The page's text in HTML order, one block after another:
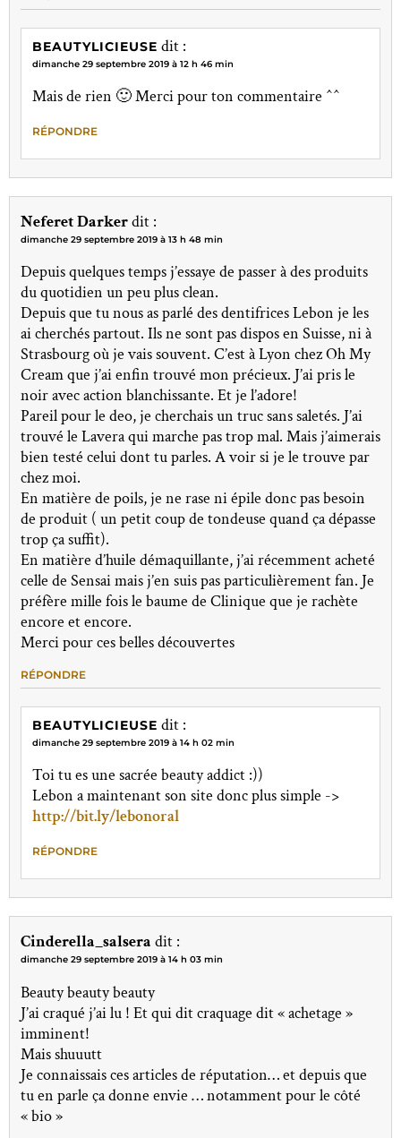
BEAUTYLICIEUSE dit :
dimanche 29 septembre 2019 à 12 h 46 min
Mais de rien 🙂 Merci pour ton commentaire ^^
RÉPONDRE
Neferet Darkerdit :
dimanche 29 septembre 2019 à 13 h 48 min
Depuis quelques temps j’essaye de passer à des produits
du quotidien un peu plus clean.
Depuis que tu nous as parlé des dentifrices Lebon je les
ai cherchés partout. Ils ne sont pas dispos en Suisse, ni à
Strasbourg où je vais souvent. C’est à Lyon chez Oh My
Cream que j’ai enfin trouvé mon précieux. J’ai pris le
noir avec action blanchissante. Et je l’adore!
Pareil pour le deo, je cherchais un truc sans saletés. J’ai
trouvé le Lavera qui marche pas trop mal. Mais j’aimerais
bien testé celui dont tu parles. A voir si je le trouve par
chez moi.
En matière de poils, je ne rase ni épile donc pas besoin
de produit ( un petit coup de tondeuse quand ça dépasse
trop ça suffit).
En matière d’huile démaquillante, j’ai récemment acheté
celle de Sensai mais j’en suis pas particulièrement fan. Je
préfère mille fois le baume de Clinique que je rachète
encore et encore.
Merci pour ces belles découvertes
RÉPONDRE
BEAUTYLICIEUSE dit :
dimanche 29 septembre 2019 à 14 h 02 min
Toi tu es une sacrée beauty addict :))
Lebon a maintenant son site donc plus simple ->
http://bit.ly/lebonoral
RÉPONDRE
Cinderella_salsera dit :
dimanche 29 septembre 2019 à 14 h 03 min
Beauty beauty beauty
J’ai craqué j’ai lu ! Et qui dit craquage dit « achetage »
imminent!
Mais shuuutt
Je connaissais ces articles de réputation… et depuis que
tu en parle ça donne envie … notamment pour le côté
« bio »